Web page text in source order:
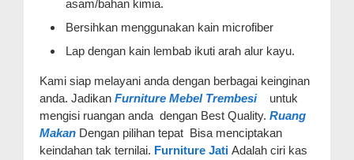
asam/bahan kimia.
Bersihkan menggunakan kain microfiber
Lap dengan kain lembab ikuti arah alur kayu.
Kami siap melayani anda dengan berbagai keinginan
anda. Jadikan Furniture Mebel Trembesi
untuk
mengisi ruangan anda dengan Best Quality. Ruang
Makan Dengan pilihan tepat Bisa menciptakan
keindahan tak ternilai. Furniture Jati Adalah ciri kas